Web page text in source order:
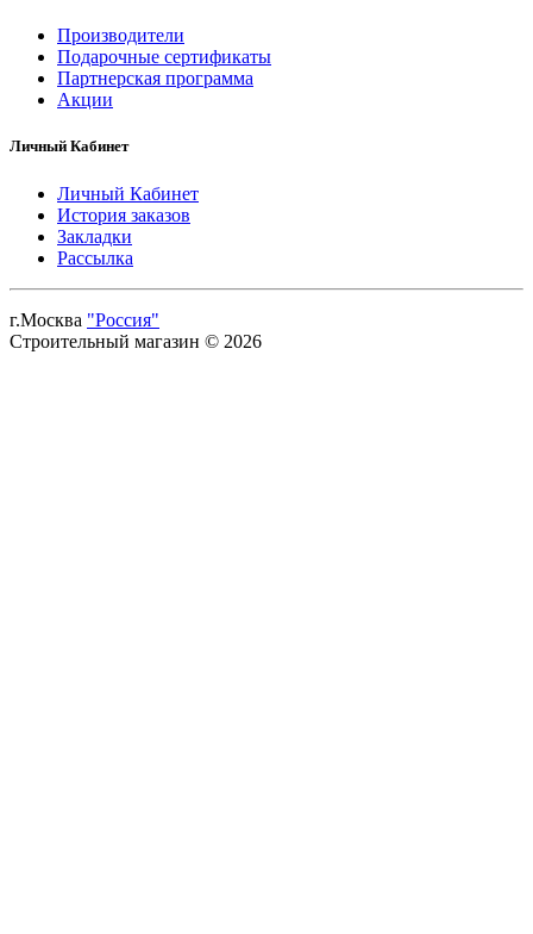
Производители
Подарочные сертификаты
Партнерская программа
Акции
Личный Кабинет
Личный Кабинет
История заказов
Закладки
Рассылка
г.Москва "Россия"
Строительный магазин © 2026